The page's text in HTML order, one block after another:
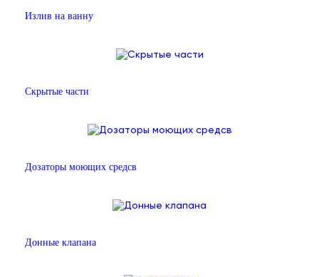
Излив на ванну
Скрытые части
Дозаторы моющих средсв
Донные клапана